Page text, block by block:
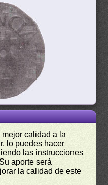
calidad a la
lo puedes hacer
las instrucciones
aporte será
la calidad de este